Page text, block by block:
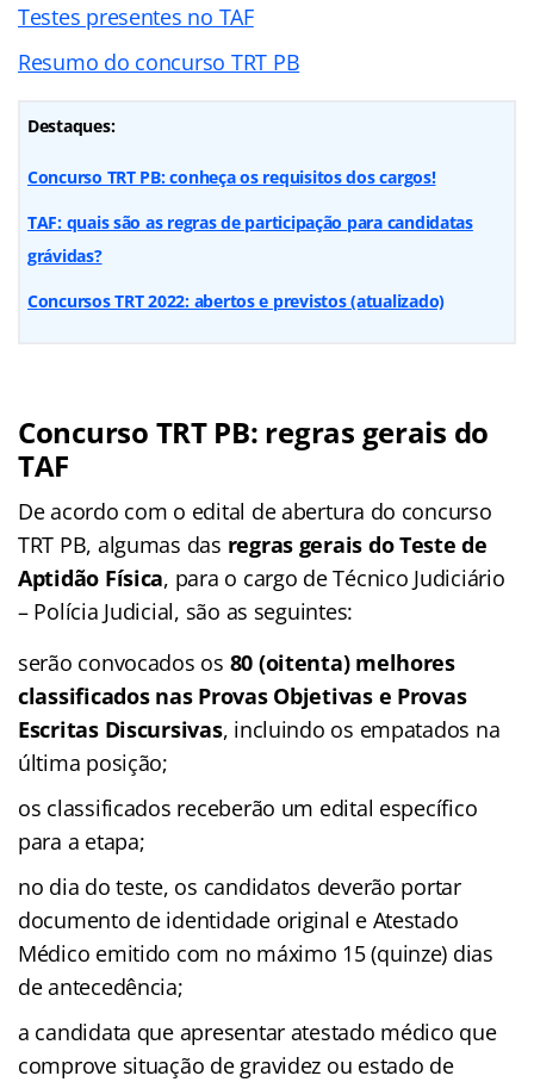
Testes presentes no TAF
Resumo do concurso TRT PB
Destaques:
Concurso TRT PB: conheça os requisitos dos cargos!
TAF: quais são as regras de participação para candidatas
grávidas?
Concursos TRT 2022: abertos e previstos (atualizado)
Concurso TRT PB: regras gerais do
TAF
De acordo com o edital de abertura do concurso
TRT PB, algumas das regras gerais do Teste de
Aptidão Física, para o cargo de Técnico Judiciário
– Polícia Judicial, são as seguintes:
serão convocados os 80 (oitenta) melhores
classificados nas Provas Objetivas e Provas
Escritas Discursivas, incluindo os empatados na
última posição;
os classificados receberão um edital específico
para a etapa;
no dia do teste, os candidatos deverão portar
documento de identidade original e Atestado
Médico emitido com no máximo 15 (quinze) dias
de antecedência;
a candidata que apresentar atestado médico que
comprove situação de gravidez ou estado de